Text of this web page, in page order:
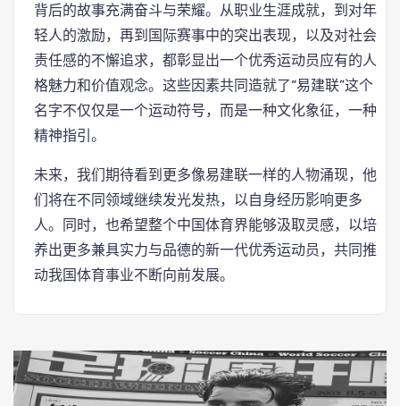
背后的故事充满奋斗与荣耀。从职业生涯成就，到对年
轻人的激励，再到国际赛事中的突出表现，以及对社会
责任感的不懈追求，都彰显出一个优秀运动员应有的人
格魅力和价值观念。这些因素共同造就了“易建联”这个
名字不仅仅是一个运动符号，而是一种文化象征，一种
精神指引。
未来，我们期待看到更多像易建联一样的人物涌现，他
们将在不同领域继续发光发热，以自身经历影响更多
人。同时，也希望整个中国体育界能够汲取灵感，以培
养出更多兼具实力与品德的新一代优秀运动员，共同推
动我国体育事业不断向前发展。